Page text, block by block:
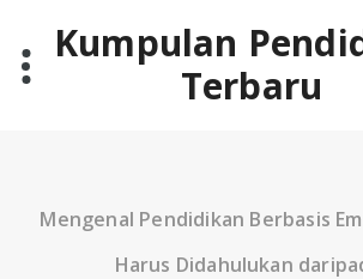
contentKumpulan
Terbaru
Mengenal Pendidikan Berbasis
Harus Didahulukan